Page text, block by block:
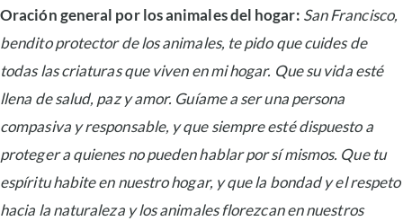
Oración general por los animales del hogar: San Francisco,
bendito protector de los animales, te pido que cuides de
todas las criaturas que viven en mi hogar. Que su vida esté
llena de salud, paz y amor. Guíame a ser una persona
compasiva y responsable, y que siempre esté dispuesto a
proteger a quienes no pueden hablar por sí mismos. Que tu
espíritu habite en nuestro hogar, y que la bondad y el respeto
hacia la naturaleza y los animales florezcan en nuestros